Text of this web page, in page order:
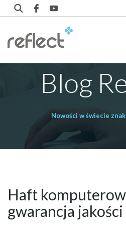
Blog
Nowości w świecie
Haft
gwarancja jakości